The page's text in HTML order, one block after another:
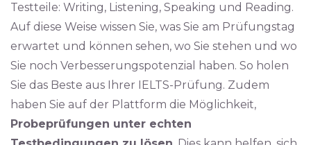
Testteile: Writing, Listening, Speaking und Reading.
Auf diese Weise wissen Sie, was Sie am Prüfungstag
erwartet und können sehen, wo Sie stehen und wo
Sie noch Verbesserungspotenzial haben. So holen
Sie das Beste aus Ihrer IELTS-Prüfung. Zudem
haben Sie auf der Plattform die Möglichkeit,
Probeprüfungen unter echten